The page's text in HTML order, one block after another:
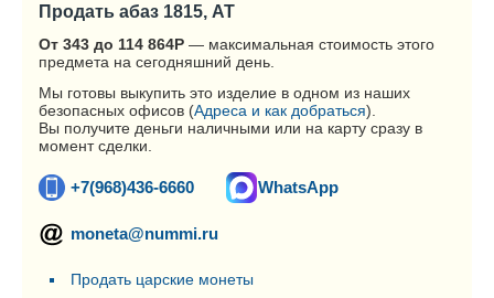
Продать абаз 1815, АТ
От 343 до 114 864Р — максимальная стоимость этого
предмета на сегодняшний день.
Мы готовы выкупить это изделие в одном из наших
безопасных офисов (Адреса и как добраться).
Вы получите деньги наличными или на карту сразу в
момент сделки.
+7(968)436-6660 WhatsApp
moneta@nummi.ru
Продать царские монеты